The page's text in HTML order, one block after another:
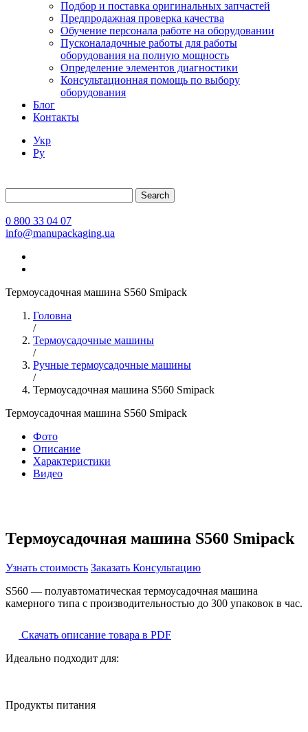
Подбор и поставка оригинальных запчастей
Предпродажная проверка качества
Обучение персонала работе на оборудовании
Пусконаладочные работы для работы
оборудования на полную мощность
Определение элементов диагностики
Консультационная помощь по выбору
оборудования
Блог
Контакты
Укр
Ру
Search
0 800 33 04 07
info@manupackaging.ua
Термоусадочная машина S560 Smipack
Головна
/
Термоусадочные машины
/
Ручные термоусадочные машины
/
Термоусадочная машина S560 Smipack
Термоусадочная машина S560 Smipack
Фото
Описание
Характеристики
Видео
Термоусадочная машина S560 Smipack
Узнать стоимость Заказать Консультацию
S560 — полуавтоматическая термоусадочная машина
камерного типа с производительностью до 300 упаковок в час.
Скачать описание товара в PDF
Идеально подходит для:
Продукты питания